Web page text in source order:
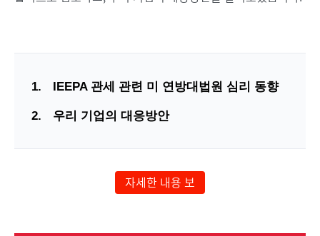
1. IEEPA 관세 관련 미 연방대법원 심리 동향
2. 우리 기업의 대응방안
자세한 내용 보